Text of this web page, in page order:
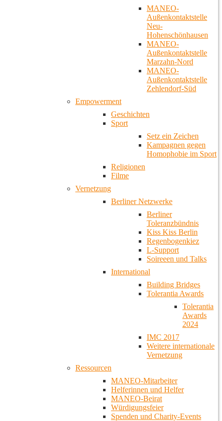
MANEO-
Außenkontaktstelle
Neu-
Hohenschönhausen
MANEO-
Außenkontaktstelle
Marzahn-Nord
MANEO-
Außenkontaktstelle
Zehlendorf-Süd
Empowerment
Geschichten
Sport
Setz ein Zeichen
Kampagnen gegen
Homophobie im Sport
Religionen
Filme
Vernetzung
Berliner Netzwerke
Berliner
Toleranzbündnis
Kiss Kiss Berlin
Regenbogenkiez
L-Support
Soireeen und Talks
International
Building Bridges
Tolerantia Awards
Tolerantia
Awards
2024
IMC 2017
Weitere internationale
Vernetzung
Ressourcen
MANEO-Mitarbeiter
Helferinnen und Helfer
MANEO-Beirat
Würdigungsfeier
Spenden und Charity-Events